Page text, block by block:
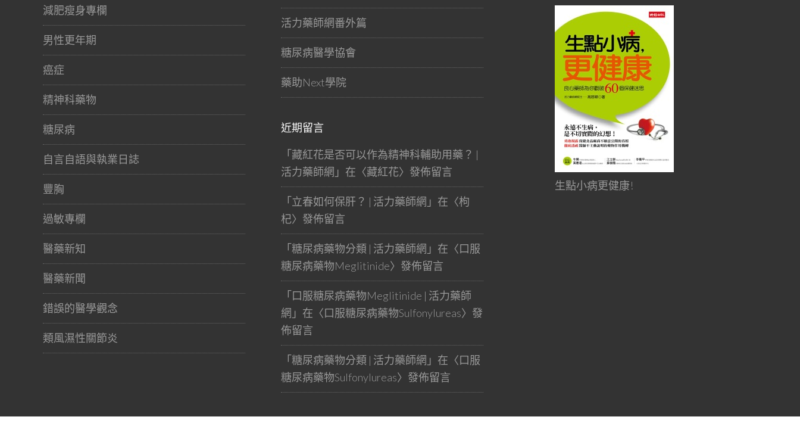
減肥瘦身專欄
男性更年期
癌症
精神科藥物
糖尿病
自言自語與執業日誌
豐胸
過敏專欄
醫藥新知
醫藥新聞
錯誤的醫學觀念
類風濕性關節炎
活力藥師網番外篇
糖尿病醫學協會
藥助Next學院
近期留言
「藏紅花是否可以作為精神科輔助用藥？ |
活力藥師網 」在〈藏紅花〉發佈留言
「立春如何保肝？ | 活力藥師網 」在〈枸
杞〉發佈留言
「糖尿病藥物分類 | 活力藥師網 」在〈口服
糖尿病藥物Meglitinide〉發佈留言
「口服糖尿病藥物Meglitinide | 活力藥師
網 」在〈口服糖尿病藥物Sulfonylureas〉發
佈留言
「糖尿病藥物分類 | 活力藥師網 」在〈口服
糖尿病藥物Sulfonylureas〉發佈留言
生點小病更健康!